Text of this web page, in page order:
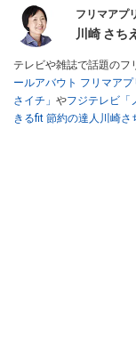
フリマアプ
川崎 さちえ
テレビや雑誌で話題のフ
ールアバウト フリマア
さイチ」 やフジテレビ「
きるfit 節約の達人川崎さ
スマホ1つでスキマ時間